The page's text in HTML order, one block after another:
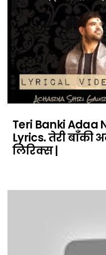
Teri Banki Adaa
Lyrics. तेरी बाँकी
लिरिक्स |